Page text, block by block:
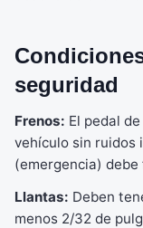
seguridad
Frenos: El pedal
vehículo sin ruidos
(emergencia)
Llantas: Deben
menos 2/32 de